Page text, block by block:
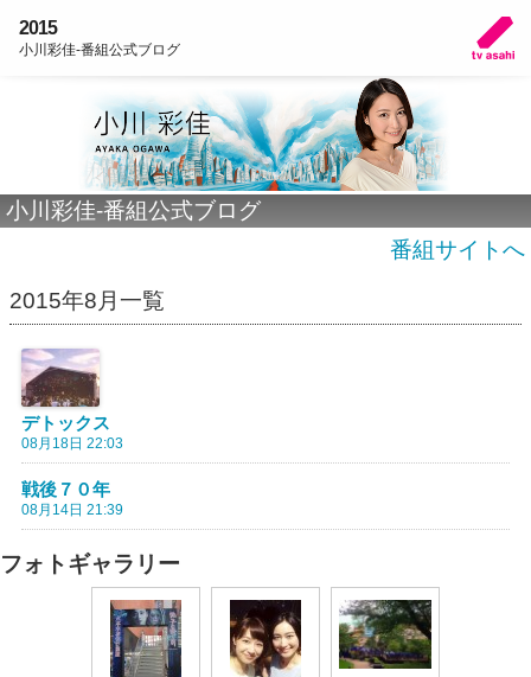
2015
小川彩佳-番組公式ブログ
小川彩佳-番組公式ブログ
番組サイトへ
2015年8月一覧
デトックス
08月18日 22:03
戦後７０年
08月14日 21:39
フォトギャラリー